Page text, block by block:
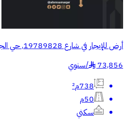
أرض للإيجار في شارع 19789828, حي الجودية, مدينة الطائف, منطقة مكة المكرمة
73,856
§
/سنوي
738م²
50م
سكني